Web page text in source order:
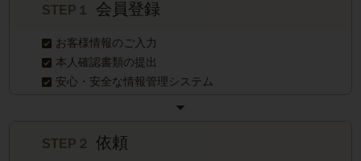
STEP１ 会員登録
お客様情報のご入力
本人確認書類の提出
安心・安全な情報管理システム
STEP２依頼